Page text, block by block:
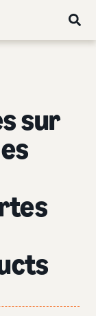
sur